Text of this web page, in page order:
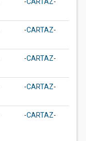
-CARTAZ-
-CARTAZ-
-CARTAZ-
-CARTAZ-